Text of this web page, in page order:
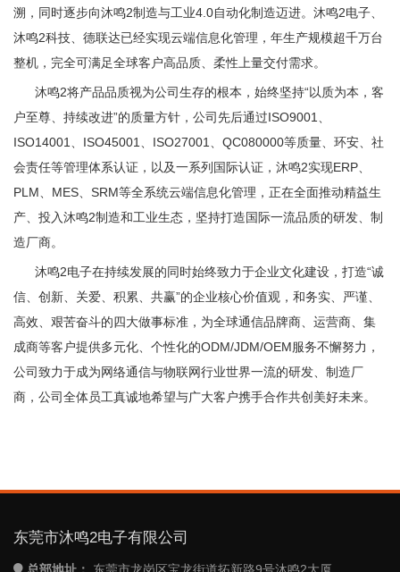
溯，同时逐步向沐鸣2制造与工业4.0自动化制造迈进。沐鸣2电子、
沐鸣2科技、德联达已经实现云端信息化管理， 年生产规模超千万台
整机 ，完全可满足全球客户高品质、柔性上量交付需求。
沐鸣2将产品品质视为公司生存的根本，始终坚持“以质为本，客
户至尊、持续改进”的质量方针，公司先后通过ISO9001、
ISO14001、ISO45001、ISO27001、QC080000等质量、环安、社
会责任等管理体系认证，以及一系列国际认证，沐鸣2实现ERP、
PLM、MES、SRM等全系统云端信息化管理，正在全面推动精益生
产、投入沐鸣2制造和工业生态，坚持打造国际一流品质的研发、制
造厂商。
沐鸣2电子在持续发展的同时始终致力于企业文化建设，打造“诚
信、创新、关爱、积累、共赢”的企业核心价值观，和务实、严谨、
高效、艰苦奋斗的四大做事标准，为全球通信品牌商、运营商、集
成商等客户提供多元化、个性化的ODM/JDM/OEM服务不懈努力，
公司致力于成为网络通信与物联网行业世界一流的研发、制造厂
商，公司全体员工真诚地希望与广大客户携手合作共创美好未来。
东莞市沐鸣2电子有限公司